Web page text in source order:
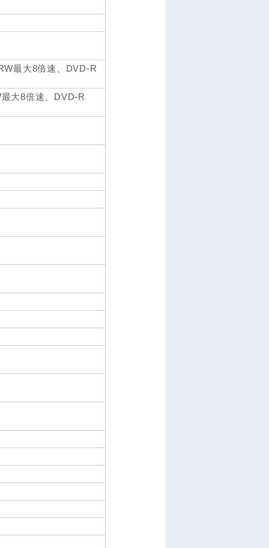
最大8倍速、DVD-R
大8倍速、DVD-R